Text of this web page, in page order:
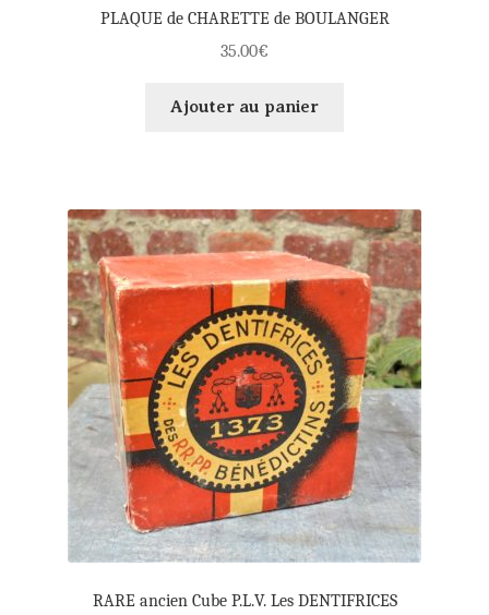
PLAQUE de CHARETTE de BOULANGER
35.00€
Ajouter au panier
RARE ancien Cube P.L.V. Les DENTIFRICES